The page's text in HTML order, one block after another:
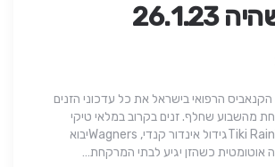
הרפואי בישראל את כל עדכוני הזנים
מהשבוע שחלף. זנים בקרוב במלאי טיקי
רייןTiki RainT20/C424%גידול אינדור קנדי, Wagnersיבוא